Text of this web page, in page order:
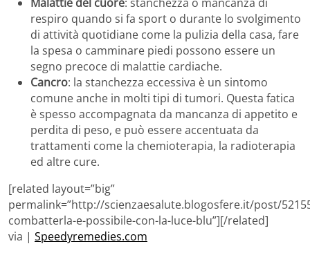
respiro quando si fa sport o durante lo svolgimento
di attività quotidiane come la pulizia della casa, fare
la spesa o camminare piedi possono essere un
segno precoce di malattie cardiache.
Cancro: la stanchezza eccessiva è un sintomo
comune anche in molti tipi di tumori. Questa fatica
è spesso accompagnata da mancanza di appetito e
perdita di peso, e può essere accentuata da
trattamenti come la chemioterapia, la radioterapia
ed altre cure.
[related layout=”big”
permalink=”http://scienzaesalute.blogosfere.it/post/
combatterla-e-possibile-con-la-luce-blu”][/related]
via | Speedyremedies.com